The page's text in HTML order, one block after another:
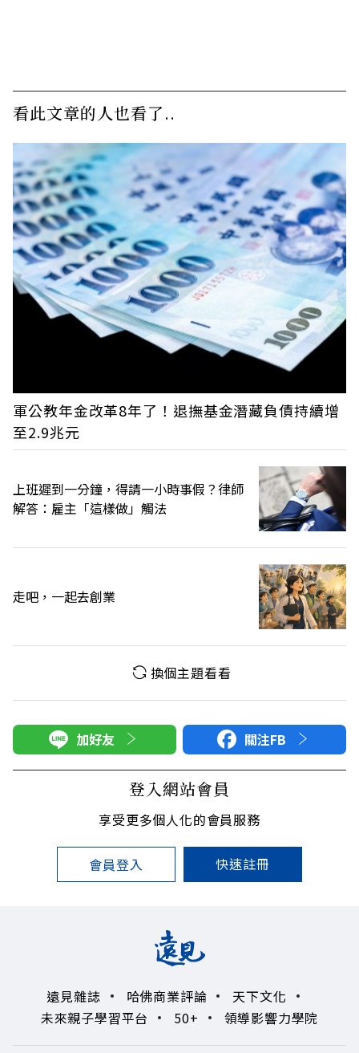
看此文章的人也看了..
軍公教年金改革8年了！退撫基金潛藏負債持續增
至2.9兆元
上班遲到一分鐘，得請一小時事假？律師
解答：雇主「這樣做」觸法
走吧，一起去創業
換個主題看看
加好友 關注FB
登入網站會員
享受更多個人化的會員服務
會員登入 快速註冊
遠見雜誌 哈佛商業評論
天下文化
未來親子學習平台
50+ 領導影響力學院